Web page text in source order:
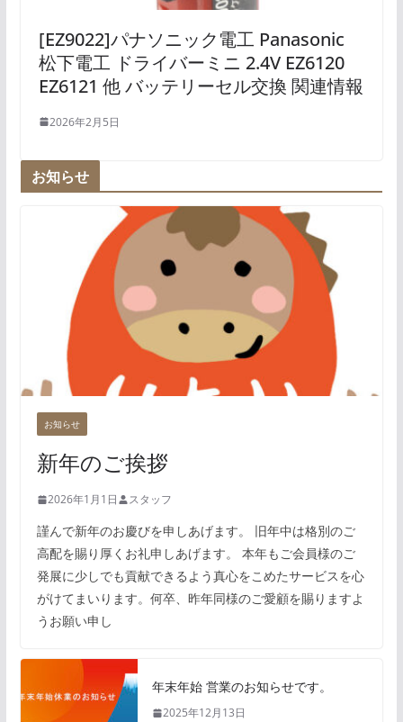
[EZ9022]パナソニック電工 Panasonic
松下電工 ドライバーミニ 2.4V EZ6120
EZ6121 他 バッテリーセル交換 関連情報
2026年2月5日
お知らせ
お知らせ
新年のご挨拶
2026年1月1日 スタッフ
謹んで新年のお慶びを申しあげます。 旧年中は格別のご
高配を賜り厚くお礼申しあげます。 本年もご会員様のご
発展に少しでも貢献できるよう真心をこめたサービスを心
がけてまいります。何卒、昨年同様のご愛顧を賜りますよ
うお願い申し
年末年始 営業のお知らせです。
2025年12月13日